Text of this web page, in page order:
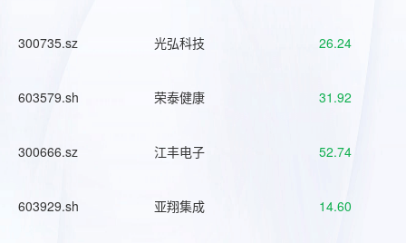
300735.sz 光弘科技 26.24
603579.sh 荣泰健康 31.92
300666.sz 江丰电子 52.74
603929.sh 亚翔集成 14.60